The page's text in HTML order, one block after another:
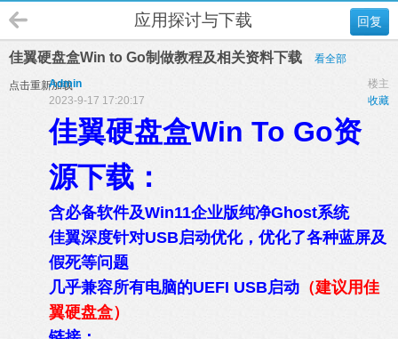
回复
应用探讨与下载
佳翼硬盘盒Win to Go制做教程及相关资料下载 看全部
点击重新加载 楼主
Admin
收藏
2023-9-17 17:20:17
佳翼硬盘盒Win To Go资
源下载：
含必备软件及Win11企业版纯净Ghost系统
佳翼深度针对USB启动优化，优化了各种蓝屏及
假死等问题
几乎兼容所有电脑的UEFI USB启动 （建议用佳
翼硬盘盒）